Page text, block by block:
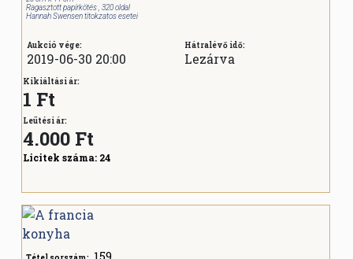
Ragasztott papírkötés , 320 oldal
Hannah Swensen titokzatos esetei
Aukció vége:
2019-06-30 20:00
Hátralévő idő:
Lezárva
Kikiáltási ár:
1 Ft
Leütési ár:
4.000 Ft
Licitek száma: 24
159